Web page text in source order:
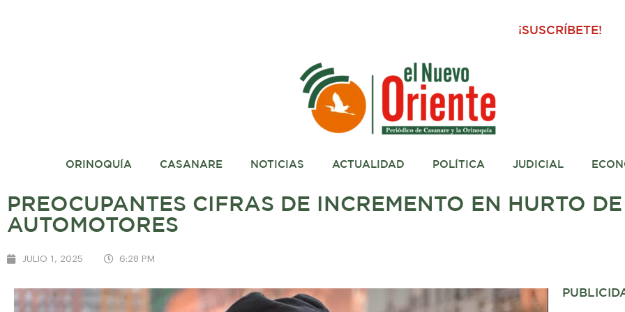
¡SUSCRÍBETE!
ORINOQUÍA CASANARE NOTICIAS ACTUALIDAD POLÍTICA JUDICIAL
PREOCUPANTES CIFRAS DE INCREMENTO EN HURTO DE
AUTOMOTORES
JULIO 1, 2025 6:28 PM